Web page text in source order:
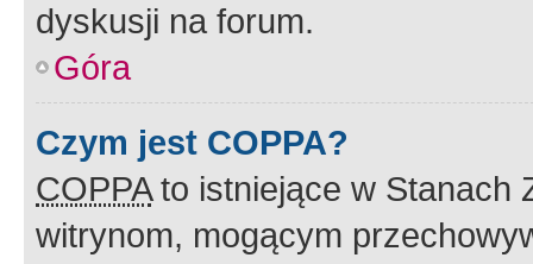
dyskusji na forum.
Góra
Czym jest COPPA?
COPPAto istniejące w Stanach
witrynom, mogącym